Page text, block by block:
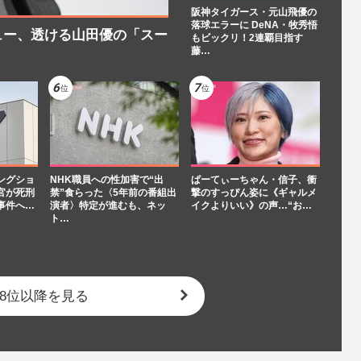
、透ける山田優の「スー
阪神タイガース・元山飛優の
落球エラーに DeNA・牧秀悟
もビックリ！2連覇目指す
藤…
グショ
が死刑
件へ…
NHK職員への性加害で“出
禁”食らった〈5年前の番組出
演者〉特定が進むも、ネッ
ト…
ぱーてぃーちゃん・信子、衝
撃のすっぴん姿に《ギャルメ
イクよりいい》の声…“お…
位以降を見る